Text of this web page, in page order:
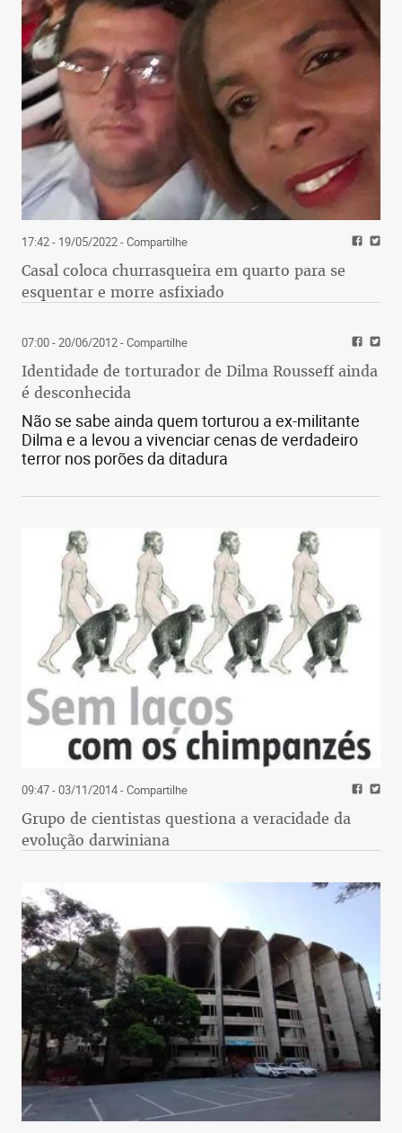
17:42 - 19/05/2022- Compartilhe
Casal coloca churrasqueira em quarto para se
esquentar e morre asfixiado
07:00 - 20/06/2012- Compartilhe
Identidade de torturador de Dilma Rousseff ainda
é desconhecida
Não se sabe ainda quem torturou a ex-militante
Dilma e a levou a vivenciar cenas de verdadeiro
terror nos porões da ditadura
09:47 - 03/11/2014- Compartilhe
Grupo de cientistas questiona a veracidade da
evolução darwiniana